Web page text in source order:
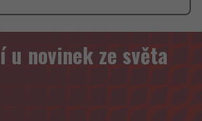
novinek ze světa